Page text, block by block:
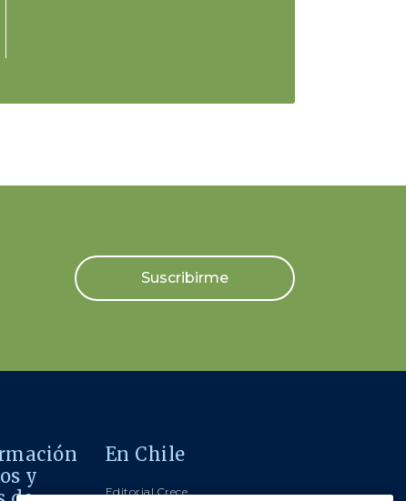
Suscribirme
y
En Chile
Editorial Crece